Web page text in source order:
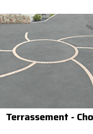
Terrassement -